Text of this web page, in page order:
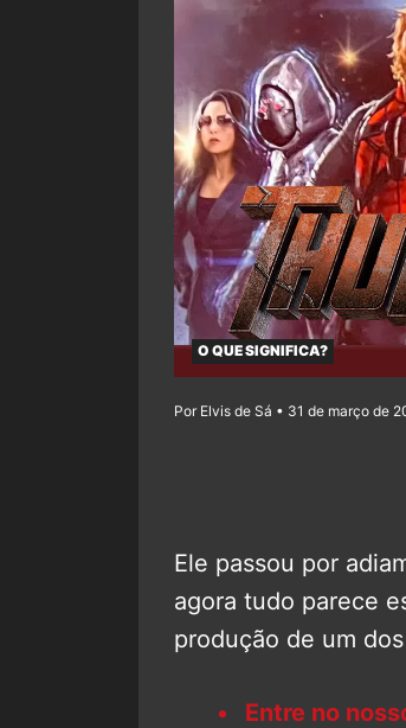
O QUE SIGNIFICA?
Por Elvis de Sá • 31 de março de
Ele passou por
agora tudo parece
produção de um
Entre no